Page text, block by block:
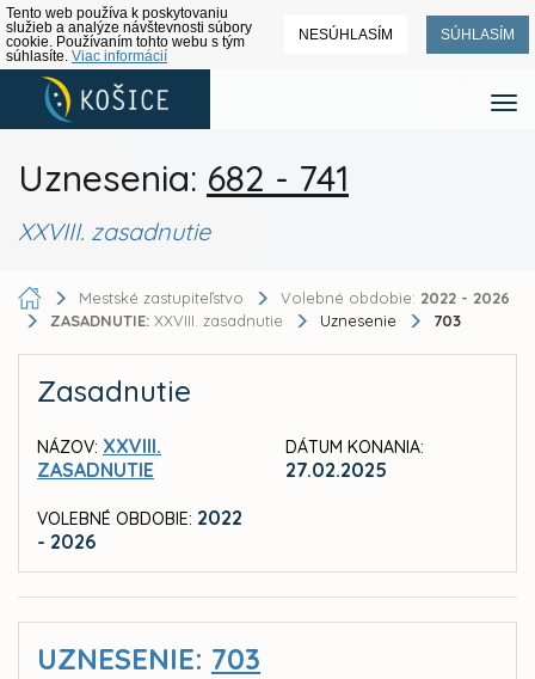
Tento web používa k poskytovaniu
služieb a analýze návštevnosti súbory
cookie. Používaním tohto webu s tým
súhlasíte. Viac informácií
NESÚHLASÍM SÚHLASÍM
Uznesenia: 682 - 741
XXVIII. zasadnutie
Mestské zastupiteľstvo Volebné obdobie: 2022 - 2026
ZASADNUTIE: XXVIII. zasadnutie Uznesenie 703
Zasadnutie
NÁZOV: XXVIII.
ZASADNUTIE
VOLEBNÉ OBDOBIE: 2022
- 2026
DÁTUM KONANIA:
27.02.2025
UZNESENIE: 703